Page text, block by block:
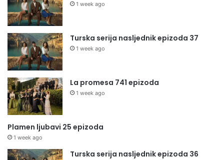
1 week ago
Turska serija nasljednik epizoda 37
1 week ago
La promesa 741 epizoda
1 week ago
Plamen ljubavi 25 epizoda
1 week ago
Turska serija nasljednik epizoda 36